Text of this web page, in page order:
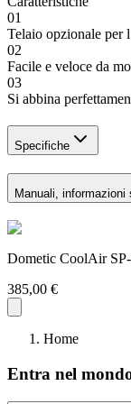
01
Telaio opzionale per
02
Facile e veloce da
03
Si abbina
Specifiche
Manuali, informazioni
Dometic CoolAir
385,00 €
Home
Entra nel